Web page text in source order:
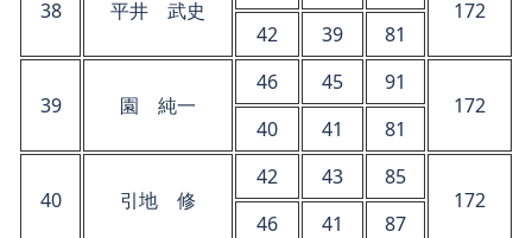
38 平井 武史
172
42
39 81
39 園 純一
46 45
91
172
40
41 81
40 引地 修
42 43
85
172
46
41 87